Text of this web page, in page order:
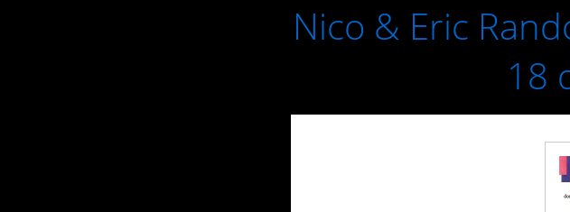
Nico & Eric
18